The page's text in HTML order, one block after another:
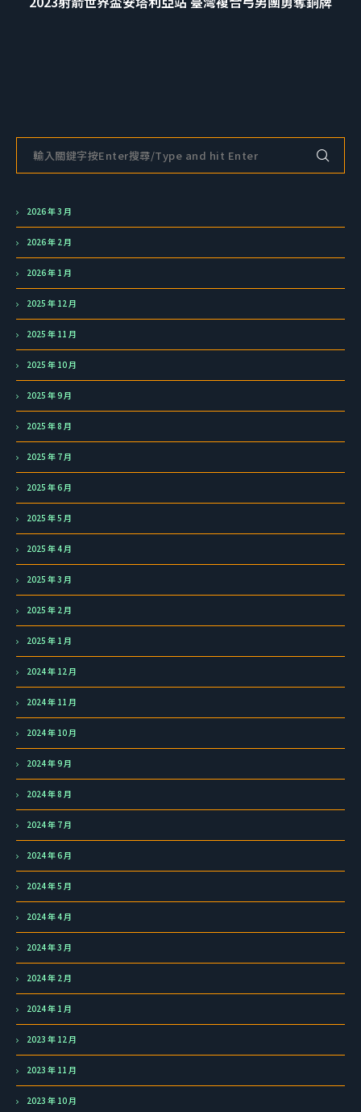
2026 年 3 月
2026 年 2 月
2026 年 1 月
2025 年 12 月
2025 年 11 月
2025 年 10 月
2025 年 9 月
2025 年 8 月
2025 年 7 月
2025 年 6 月
2025 年 5 月
2025 年 4 月
2025 年 3 月
2025 年 2 月
2025 年 1 月
2024 年 12 月
2024 年 11 月
2024 年 10 月
2024 年 9 月
2024 年 8 月
2024 年 7 月
2024 年 6 月
2024 年 5 月
2024 年 4 月
2024 年 3 月
2024 年 2 月
2024 年 1 月
2023 年 12 月
2023 年 11 月
2023 年 10 月